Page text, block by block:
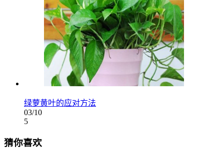
绿萝黄叶的应对方法
03/10
5
猜你喜欢